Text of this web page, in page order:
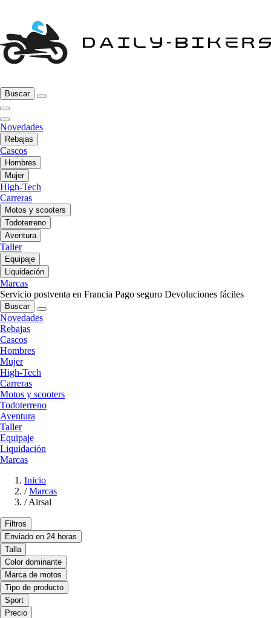
Buscar
Novedades
Rebajas
Cascos
Hombres
Mujer
High-Tech
Carreras
Motos y scooters
Todoterreno
Aventura
Taller
Equipaje
Liquidación
Marcas
Servicio postventa en Francia Pago seguro Devoluciones fáciles
Buscar
Novedades
Rebajas
Cascos
Hombres
Mujer
High-Tech
Carreras
Motos y scooters
Todoterreno
Aventura
Taller
Equipaje
Liquidación
Marcas
Inicio
/ Marcas
/ Airsal
Filtros
Enviado en 24 horas
Talla
Color dominante
Marca de motos
Tipo de producto
Sport
Precio